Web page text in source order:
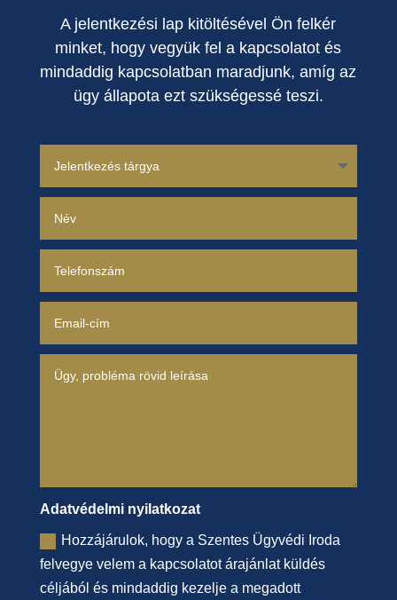
A jelentkezési lap kitöltésével Ön felkér
minket, hogy vegyük fel a kapcsolatot és
mindaddig kapcsolatban maradjunk, amíg az
ügy állapota ezt szükségessé teszi.
Adatvédelmi nyilatkozat
Hozzájárulok, hogy a Szentes Ügyvédi Iroda
felvegye velem a kapcsolatot árajánlat küldés
céljából és mindaddig kezelje a megadott